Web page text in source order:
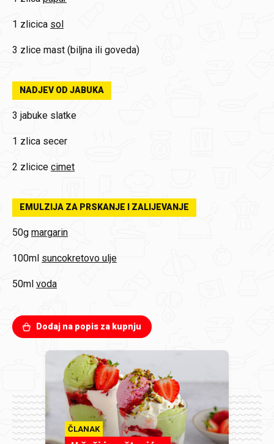
1 zlicica sol
3 zlice mast (biljna ili goveda)
NADJEV OD JABUKA
3 jabuke slatke
1 zlica secer
2 zlicice cimet
EMULZIJA ZA PRSKANJE I ZALIJEVANJE
50g margarin
100ml suncokretovo ulje
50ml voda
Dodaj na popis za kupnju
ČLANAK